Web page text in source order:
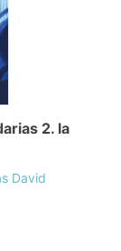
2. la
David